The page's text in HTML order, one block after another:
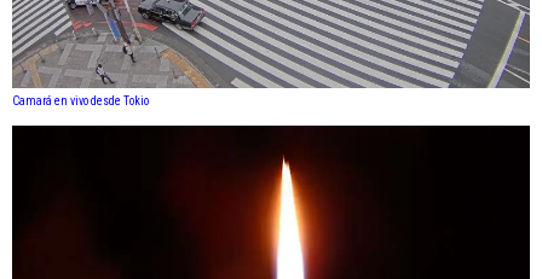
Camará en vivo desde Tokio